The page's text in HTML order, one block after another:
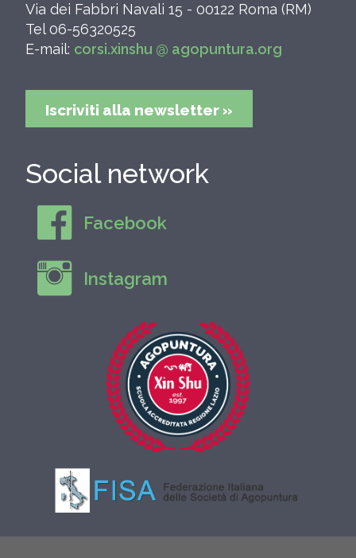
Via dei Fabbri Navali 15 - 00122 Roma (RM)
Tel 06-56320525
E-mail: corsi.xinshu @ agopuntura.org
Iscriviti alla newsletter »
Social network
Facebook
Instagram